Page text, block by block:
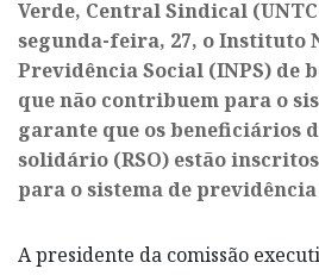
Verde, Central Sindical
segunda-feira, 27, o Instituto
Previdência Social (INPS) de
que não contribuem para o
garante que os beneficiários
solidário (RSO) estão
para o sistema de
A presidente da comissão